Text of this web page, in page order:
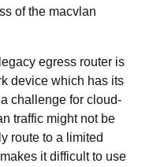
of the macvlan
egress router is
device which has its
challenge for cloud-
traffic might not be
route to a limited
it difficult to use